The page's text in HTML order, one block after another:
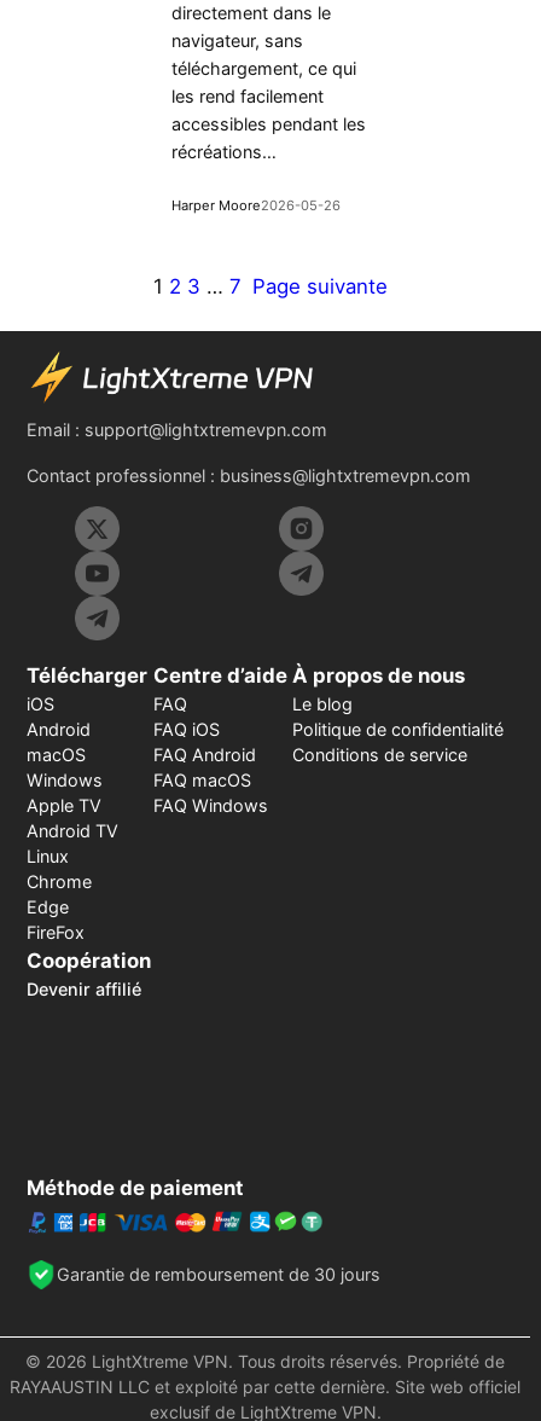
directement dans le
navigateur, sans
téléchargement, ce qui
les rend facilement
accessibles pendant les
récréations…
Harper Moore2026-05-26
1 2 3 … 7 Page suivante
Email : support@lightxtremevpn.com
Contact professionnel : business@lightxtremevpn.com
Télécharger
iOS
Android
macOS
Windows
Apple TV
Android TV
Linux
Chrome
Edge
FireFox
Centre d’aide
FAQ
FAQ iOS
FAQ Android
FAQ macOS
FAQ Windows
À propos de nous
Le blog
Politique de confidentialité
Conditions de service
Coopération
Devenir affilié
Méthode de paiement
Garantie de remboursement de 30 jours
© 2026 LightXtreme VPN. Tous droits réservés. Propriété de
RAYAAUSTIN LLC et exploité par cette dernière. Site web officiel
exclusif de LightXtreme VPN.